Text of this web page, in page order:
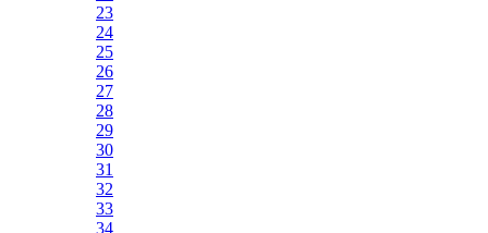
23
24
25
26
27
28
29
30
31
32
33
34